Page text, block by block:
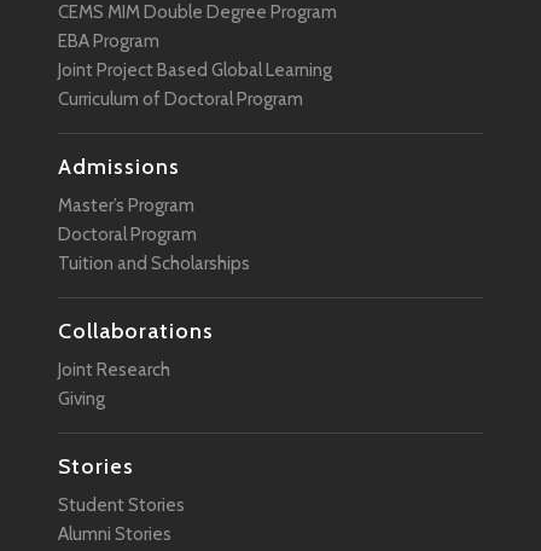
CEMS MIM Double Degree Program
EBA Program
Joint Project Based Global Learning
Curriculum of Doctoral Program
Admissions
Master’s Program
Doctoral Program
Tuition and Scholarships
Collaborations
Joint Research
Giving
Stories
Student Stories
Alumni Stories